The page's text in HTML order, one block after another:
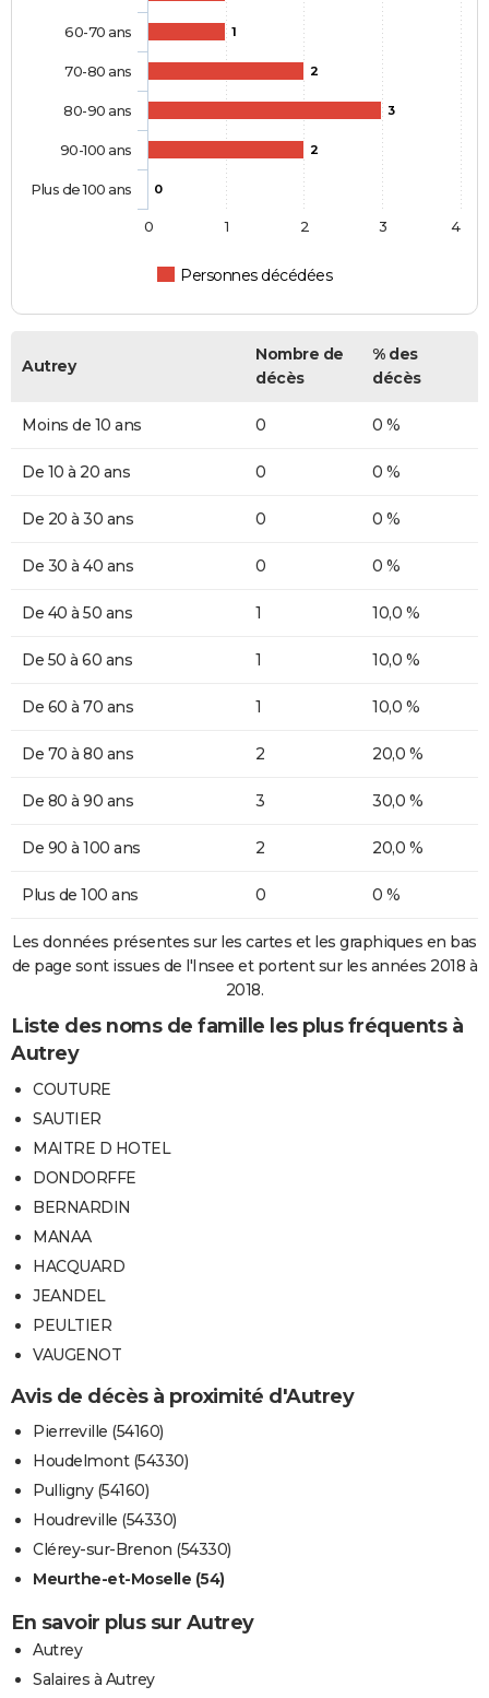
1
2
3
2
0
Personnes décédées
60-70 ans
70-80 ans
80-90 ans
90-100 ans
Plus de 100 ans
0 1 2 3 4
Autrey
Nombre de
décès
% des
décès
Moins de 10 ans 0 0 %
De 10 à 20 ans 0 0 %
De 20 à 30 ans 0 0 %
De 30 à 40 ans 0 0 %
De 40 à 50 ans 1 10,0 %
De 50 à 60 ans 1 10,0 %
De 60 à 70 ans 1 10,0 %
De 70 à 80 ans 2 20,0 %
De 80 à 90 ans 3 30,0 %
De 90 à 100 ans 2 20,0 %
Plus de 100 ans 0 0 %
Les données présentes sur les cartes et les graphiques en bas
de page sont issues de l'Insee et portent sur les années 2018 à
2018.
Liste des noms de famille les plus fréquents à
Autrey
COUTURE
SAUTIER
MAITRE D HOTEL
DONDORFFE
BERNARDIN
MANAA
HACQUARD
JEANDEL
PEULTIER
VAUGENOT
Avis de décès à proximité d'Autrey
Pierreville (54160)
Houdelmont (54330)
Pulligny (54160)
Houdreville (54330)
Clérey-sur-Brenon (54330)
Meurthe-et-Moselle (54)
En savoir plus sur Autrey
Autrey
Salaires à Autrey